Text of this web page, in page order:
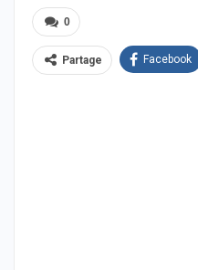
0
Partage Facebook